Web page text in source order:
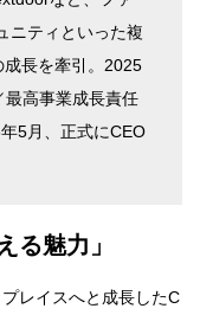
ニティといった複
長を牽引。2025
高事業成長責任
5月、正式にCEO
る魅力」
レイスへと成長したC